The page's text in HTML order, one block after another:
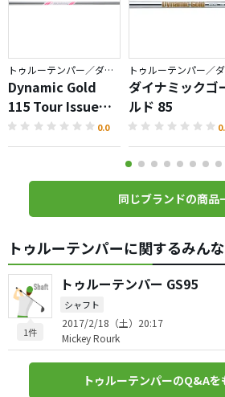
トゥルーテンパー／ダイナミックゴールド
Dynamic Gold
115 Tour Issue
SAKURA
0.0
ダイナミックゴ
ルド 85
同じブランドの商品
トゥルーテンパーに関するみん
1件
トゥルーテンパー GS95
シャフト
2017/2/18（土）20:17
Mickey Rourk
トゥルーテンパーのQ&Aを